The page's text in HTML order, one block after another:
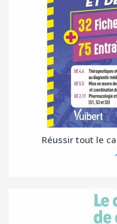
Réussir tout le